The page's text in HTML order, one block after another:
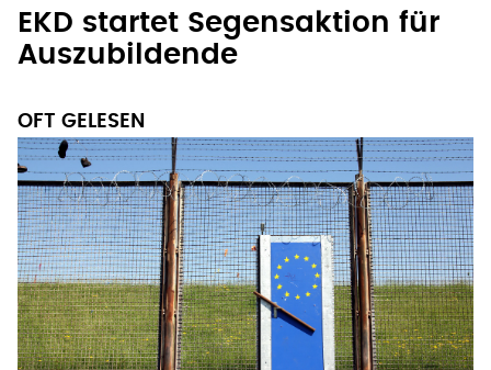
EKD startet Segensaktion für
Auszubildende
OFT GELESEN